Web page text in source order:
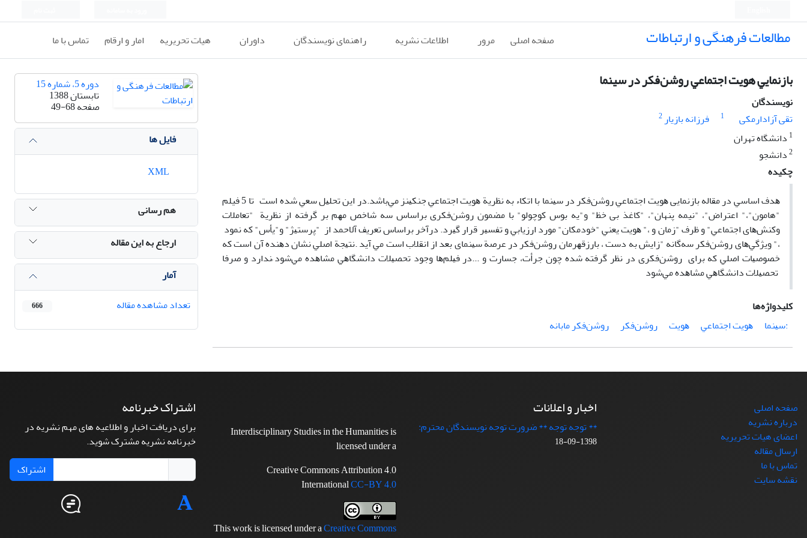
مطالعات فرهنگی و ارتباطات صفحه اصلی مرور اطلاعات نشریه راهنمای نویسندگان داوران هیات تحریریه امار و ارقام تماس با ما
ﺑﺎزﻧﻤﺎﻳﻲ هویت اﺟﺘﻤﺎﻋﻲ روﺷﻦﻓﻜﺮ در سینما
نویسندگان
تقی آزادارمکی
1 فرزانه بازیار2
1 دانشگاه تهران
2دانشجو
چکیده
ﻫﺪف اﺳﺎﺳﻲ در ﻣﻘﺎﻟﻪ ﺑﺎزﻧﻤﺎیی ﻫﻮﻳﺖ اﺟﺘﻤﺎﻋﻲ روﺷﻦﻓﻜﺮ در ﺳﻴﻨﻤﺎ ﺑﺎ اﺗﻜﺎء ﺑﻪ ﻧﻈﺮﻳﺔ ﻫﻮﻳﺖ اﺟﺘﻤﺎﻋﻲ ﺟﻨﻜﻴﻨﺰ ﻣﻲﺑﺎﺷﺪ.در اﻳﻦ ﺗﺤﻠﻴﻞ ﺳﻌﻲ ﺷﺪه اﺳﺖ تا 5 فیلم
"هامون"،" اعتراض"، "نیمه پنهان"، "کاغذ بی خظ" و"یه بوس کوچولو" ﺑﺎ ﻣﻀﻤﻮن روﺷﻦﻓﻜﺮی ﺑﺮاﺳﺎس ﺳﻪ ﺷﺎﺧﺺ ﻣﻬﻢ ﺑﺮ ﮔﺮﻓﺘﻪ از ﻧﻈﺮﻳﺔ "ﺗﻌﺎﻣﻼت
وﻛﻨﺶﻫﺎی اﺟﺘﻤﺎﻋﻲ" و ﻇﺮف "زﻣﺎن و ،" ﻫﻮﻳﺖ ﻳﻌﻨﻲ "ﺧﻮدﻣﻜﺎن" ﻣﻮرد ارزﻳﺎﺑﻲ و ﺗﻔﺴﻴﺮ ﻗﺮار ﮔﻴﺮد. درآﺧﺮ ﺑﺮاﺳﺎس ﺗﻌﺮﻳﻒ آلاﺣﻤﺪ از "ﭘﺮﺳﺘﻴﮋ" و"ﻳﺄس" ﻛﻪ ﻧﻤﻮد
،" وﻳﮋﮔﻲﻫﺎی روﺷﻦﻓﻜﺮ ﺳﻪﮔﺎﻧﻪ "زاﻳﺶ ﺑﻪ دﺳﺖ ، ﺑﺎرزﻗﻬﺮﻣﺎن روﺷﻦﻓﻜﺮ در ﻋﺮﺻﺔ ﺳﻴﻨﻤﺎی ﺑﻌﺪ از اﻧﻘﻼب اﺳﺖ ﻣﻲ آﻳﺪ .ﻧﺘﻴﺠﺔ اﺻﻠﻲ ﻧﺸﺎن دﻫﻨﺪه آن اﺳﺖ ﻛﻪ
ﺧﺼﻮﺻﻴﺎت اﺻﻠﻲ ﻛﻪ ﺑﺮای روﺷﻦﻓﻜﺮی در ﻧﻈﺮ ﮔﺮﻓﺘﻪ ﺷﺪه ﭼﻮن ﺟﺮأت، ﺟﺴﺎرت و ...در ﻓﻴﻠﻢﻫﺎ وﺟﻮد ﺗﺤﺼﻴﻼت داﻧﺸﮕﺎﻫﻲ ﻣﺸﺎﻫﺪه ﻣﻲﺷﻮد ًﻧﺪارد و ﺻﺮﻓﺎ
ﺗﺤﺼﻴﻼت داﻧﺸﮕﺎﻫﻲ ﻣﺸﺎﻫﺪه ﻣﻲﺷﻮد
کلیدواژه‌ها
:ﺳﻴﻨﻤﺎ
ﻫﻮﻳﺖ اﺟﺘﻤﺎﻋﻲ ﻫﻮﻳﺖ روﺷﻦﻓﻜﺮ روﺷﻦﻓﻜﺮ ﻣﺎﺑﺎﻧﻪ
دوره 5، شماره 15
تابستان 1388
صفحه49-68
فایل ها
هم رسانی
ارجاع به این مقاله
آمار
تعداد مشاهده مقاله
666
صفحه اصلی
درباره نشریه
اعضای هیات تحریریه
ارسال مقاله
تماس با ما
نقشه سایت
اخبار و اعلانات
** توجه توجه ** ضرورت توجه نویسندگان محترم:
1398-09-18
Interdisciplinary Studies in the Humanities is
licensed under a
Creative Commons Attribution 4.0
InternationalCC-BY 4.0
This work is licensed under aCreative Commons
اشتراک خبرنامه
برای دریافت اخبار و اطلاعیه های مهم نشریه در
خبرنامه نشریه مشترک شوید.
اشتراک